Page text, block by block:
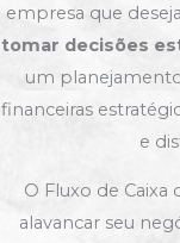
empresa que
tomar decisões
um
financeiras
e
O Fluxo de
alavancar seu